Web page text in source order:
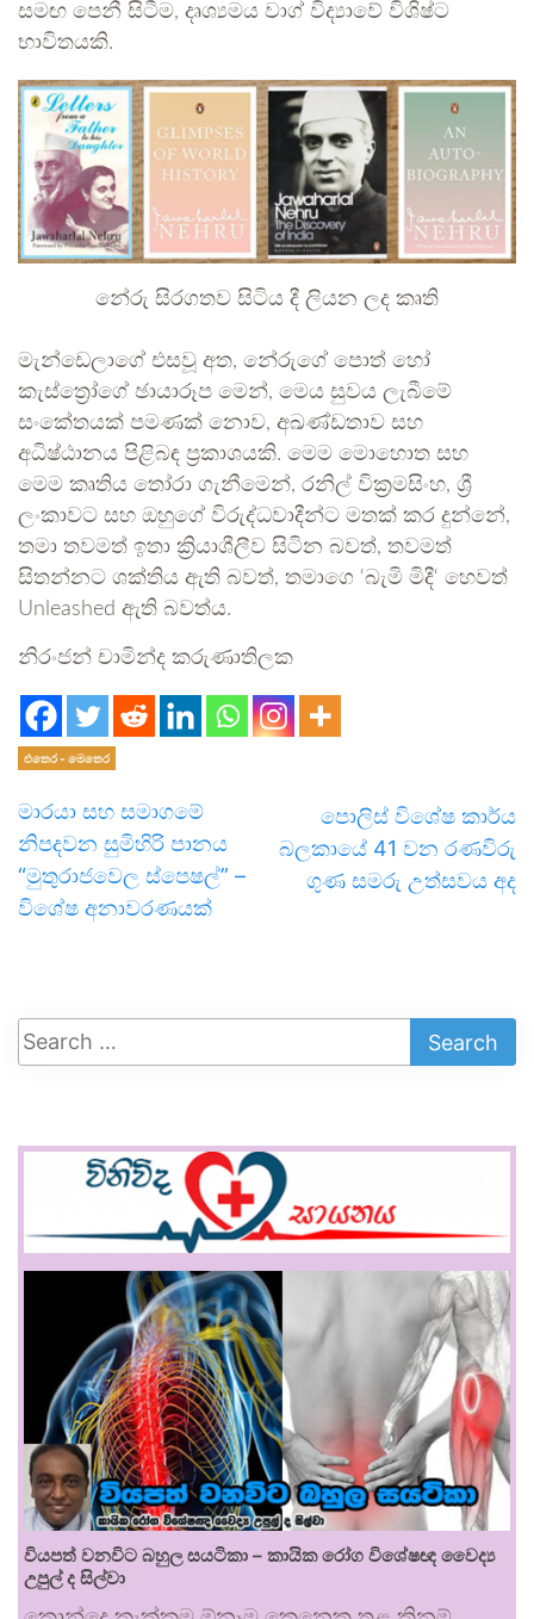
සමඟ පෙනී සිටීම, දෘශ්‍යමය වාග් විද්‍යාවේ විශිෂ්ට
භාවිතයකි.
නේරු සිරගතව සිටිය දී ලියන ලද කෘති
මැන්ඩෙලාගේ එසවූ අත, නේරුගේ පොත් හෝ
කැස්ත්‍රෝගේ ඡායාරූප මෙන්, මෙය සුවය ලැබීමේ
සංකේතයක් පමණක් නොව, අඛණ්ඩතාව සහ
අධිෂ්ඨානය පිළිබඳ ප්‍රකාශයකි. මෙම මොහොත සහ
මෙම කෘතිය තෝරා ගැනීමෙන්, රනිල් වික්‍රමසිංහ, ශ්‍රී
ලංකාවට සහ ඔහුගේ විරුද්ධවාදීන්ට මතක් කර දුන්නේ,
තමා තවමත් ඉතා ක්‍රියාශීලීව සිටින බවත්, තවමත්
සිතන්නට ශක්තිය ඇති බවත්, තමාගෙ ‘බැමි මිදී‘ හෙවත්
Unleashed ඇති බවත්ය.
නිරංජන් චාමින්ද කරුණාතිලක
එතෙර - මෙතෙර
මාරයා සහ සමාගමේ
නිපදවන සුමිහිරි පානය
“මුතුරාජවෙල ස්පෙෂල්” –
විශේෂ අනාවරණයක්
පොලිස් විශේෂ කාර්ය
බලකායේ 41 වන රණවිරු
ගුණ සමරු උත්සවය අද
වියපත් වනවිට බහුල සයටිකා – කායික රෝග විශේෂඥ වෛද්‍ය
උපුල් ද සිල්වා